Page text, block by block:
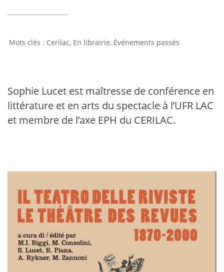
Cerilac, En librairie, Événements passés
Sophie Lucet est maîtresse de conférence en
littérature et en arts du spectacle à l’UFR LAC
et membre de l’axe EPH du CERILAC.